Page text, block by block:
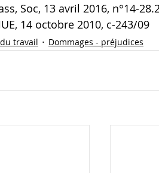
Soc, 13 avril 2016, n°14-
14 octobre 2010, c-243/09
travail Dommages - préjudices